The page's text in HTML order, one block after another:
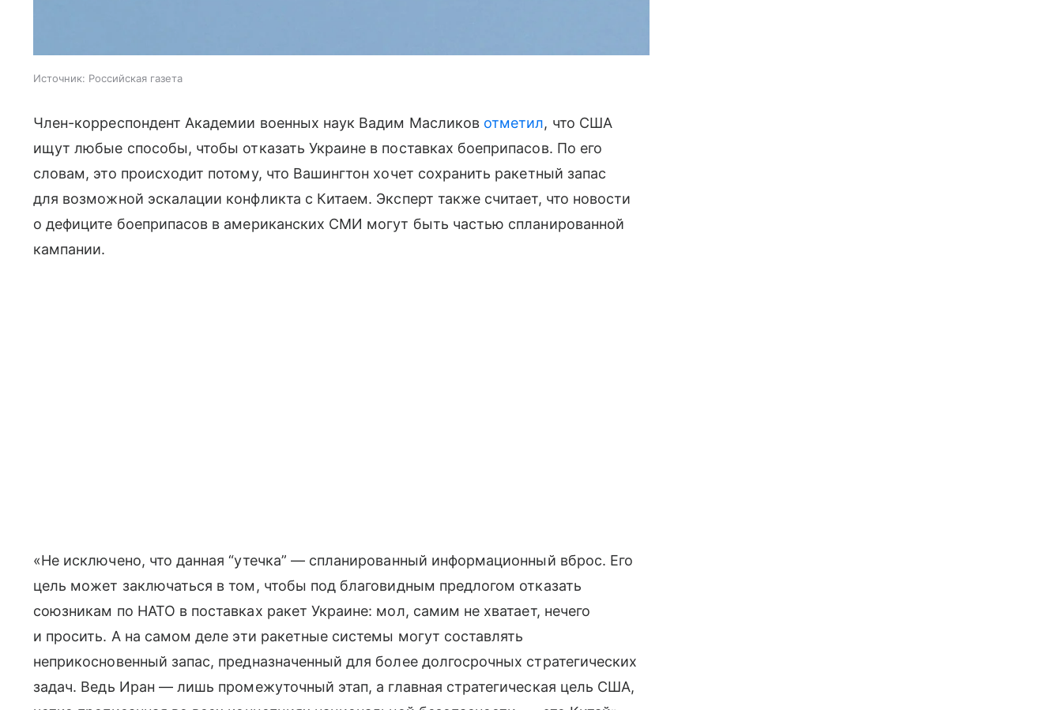
Источник: Российская газета
Член-корреспондент Академии военных наук Вадим Масликов отметил, что США
ищут любые способы, чтобы отказать Украине в поставках боеприпасов. По его
словам, это происходит потому, что Вашингтон хочет сохранить ракетный запас
для возможной эскалации конфликта с Китаем. Эксперт также считает, что новости
о дефиците боеприпасов в американских СМИ могут быть частью спланированной
кампании.
«Не исключено, что данная “утечка” — спланированный информационный вброс. Его
цель может заключаться в том, чтобы под благовидным предлогом отказать
союзникам по НАТО в поставках ракет Украине: мол, самим не хватает, нечего
и просить. А на самом деле эти ракетные системы могут составлять
неприкосновенный запас, предназначенный для более долгосрочных стратегических
задач. Ведь Иран — лишь промежуточный этап, а главная стратегическая цель США,